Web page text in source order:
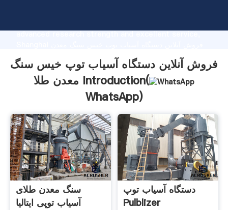
advanced research strength and excellent service,
طلا supplier create the value and bring values to all
of customers.
فروش آنلاین دستگاه آسیاب توپ خیس سنگ
معدن طلا Introduction(
WhatsApp)
سنگ معدن طلای
آسیاب توپی ایتالیا
دستگاه آسیاب توپ
Pulblizer